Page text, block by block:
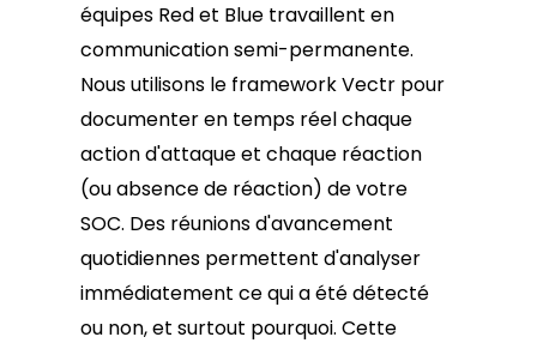
équipes Red et Blue travaillent en
communication semi-permanente.
Nous utilisons le framework Vectr pour
documenter en temps réel chaque
action d'attaque et chaque réaction
(ou absence de réaction) de votre
SOC. Des réunions d'avancement
quotidiennes permettent d'analyser
immédiatement ce qui a été détecté
ou non, et surtout pourquoi. Cette